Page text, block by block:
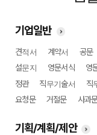
기업일반
견적서 계약서 공문
설문지
영문서식 영
정관
직무기술서 직
요청문
거절문 사과
기획/계획/제안